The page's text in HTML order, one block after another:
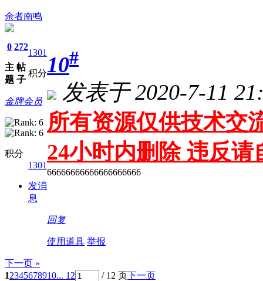
余者南鸣
0
主
题
272
帖
子
1301
积分
金牌会员
积分
1301
发消
息
10#
发表于 2020-7-11
所有资源仅供技术交
24小时内删除 违反
66666666666666666666
回复
使用道具 举报
下一页 »
12345678910... 12 / 12 页下一页